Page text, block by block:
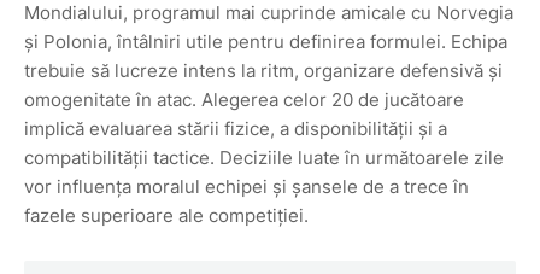
Mondialului, programul mai cuprinde amicale cu Norvegia
și Polonia, întâlniri utile pentru definirea formulei. Echipa
trebuie să lucreze intens la ritm, organizare defensivă și
omogenitate în atac. Alegerea celor 20 de jucătoare
implică evaluarea stării fizice, a disponibilității și a
compatibilității tactice. Deciziile luate în următoarele zile
vor influența moralul echipei și șansele de a trece în
fazele superioare ale competiției.